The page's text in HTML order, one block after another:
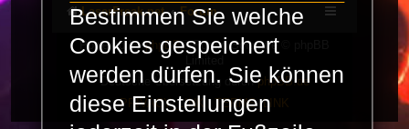
LaserFreak.net Forum
Powered byphpBB® Forum Software © phpBB
Limited
Deutsche Übersetzung durchphpBB.de
PRIVACY_LINK | TERMS_LINK
Bestimmen Sie welche
Cookies gespeichert
werden dürfen. Sie können
diese Einstellungen